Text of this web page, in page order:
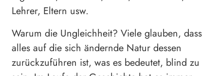
Lehrer, Eltern usw.
Warum die Ungleichheit? Viele glauben, dass
alles auf die sich ändernde Natur dessen
zurückzuführen ist, was es bedeutet, blind zu